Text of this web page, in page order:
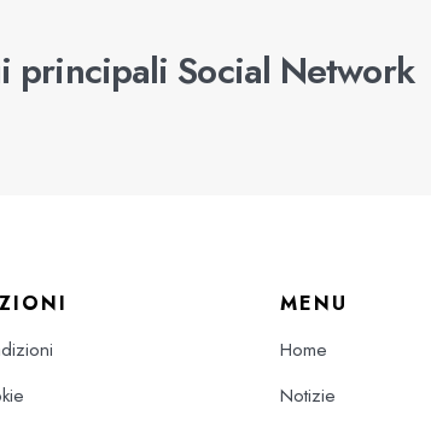
principali Social Network
MENU
Home
Notizie